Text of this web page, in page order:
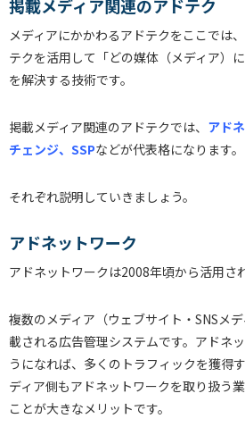
掲載メディア関連のアドテク
メディアにかかわるアドテクをここでは
テクを活用して「どの媒体（メディア）
を解決する技術です。
掲載メディア関連のアドテクでは、 アド
チェンジ、SSPなどが代表格になります。
それぞれ説明していきましょう。
アドネットワーク
アドネットワークは2008年頃から活用さ
複数のメディア（ウェブサイト・SNSメ
載される広告管理システムです。アドネ
うになれば、多くのトラフィックを獲得
ディア側もアドネットワークを取り扱う
ことが大きなメリットです。